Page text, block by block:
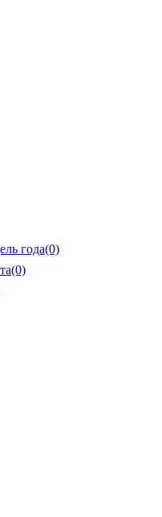
года(0)
(0)